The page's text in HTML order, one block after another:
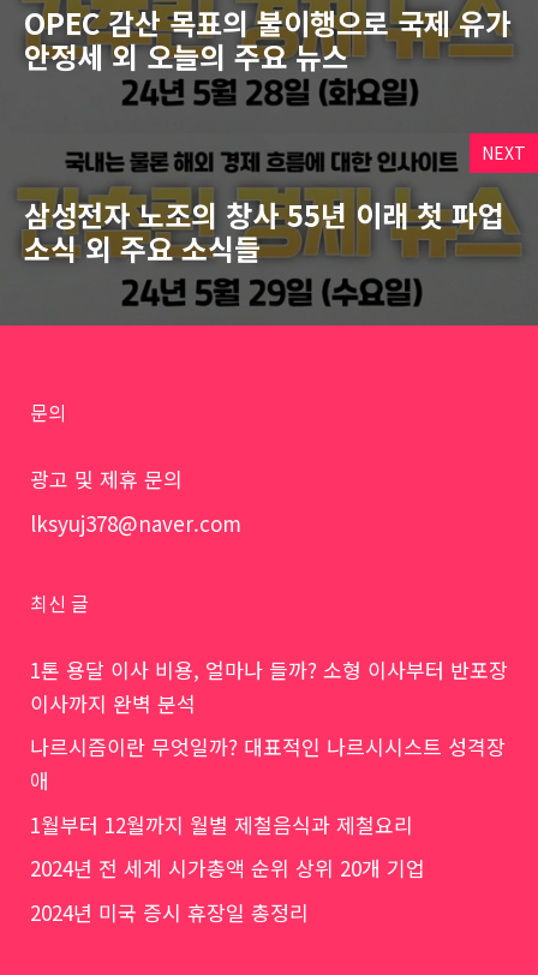
OPEC 감산 목표의 불이행으로 국제 유가
안정세 외 오늘의 주요 뉴스
NEXT
삼성전자 노조의 창사 55년 이래 첫 파업
소식 외 주요 소식들
문의
광고 및 제휴 문의
lksyuj378@naver.com
최신 글
1톤 용달 이사 비용, 얼마나 들까? 소형 이사부터 반포장
이사까지 완벽 분석
나르시즘이란 무엇일까? 대표적인 나르시시스트 성격장
애
1월부터 12월까지 월별 제철음식과 제철요리
2024년 전 세계 시가총액 순위 상위 20개 기업
2024년 미국 증시 휴장일 총정리